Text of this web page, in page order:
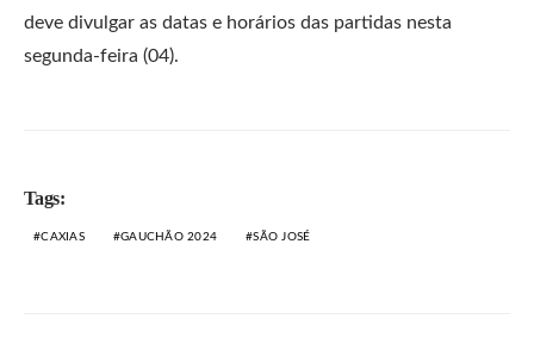
deve divulgar as datas e horários das partidas nesta
segunda-feira (04).
Tags:
CAXIAS GAUCHÃO 2024 SÃO JOSÉ